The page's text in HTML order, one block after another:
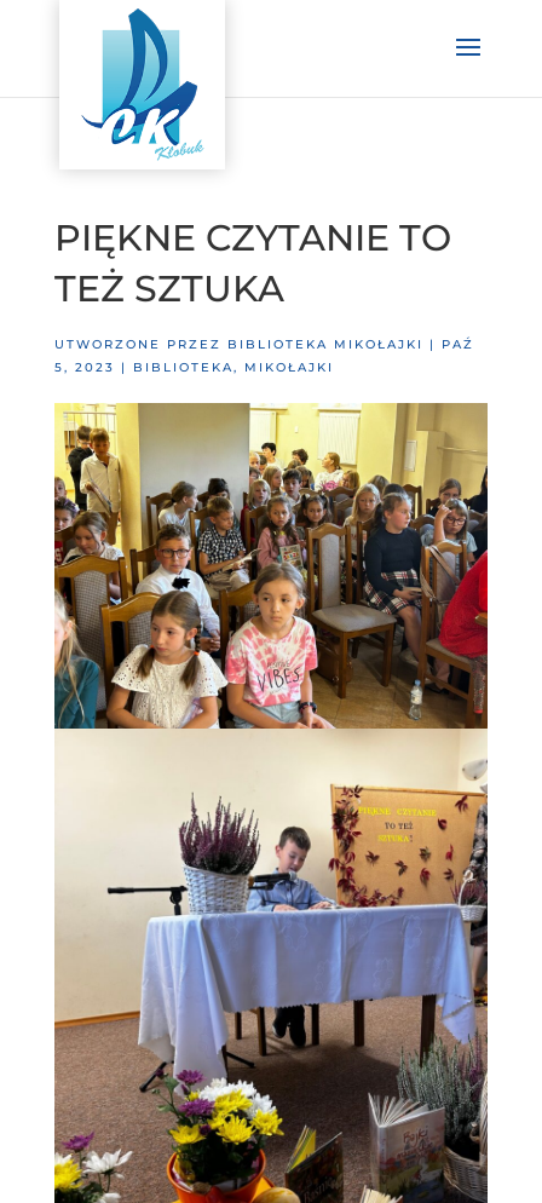
PIĘKNE CZYTANIE TO
TEŻ SZTUKA
UTWORZONE PRZEZ BIBLIOTEKA MIKOŁAJKI | PAŹ
5, 2023
| BIBLIOTEKA, MIKOŁAJKI